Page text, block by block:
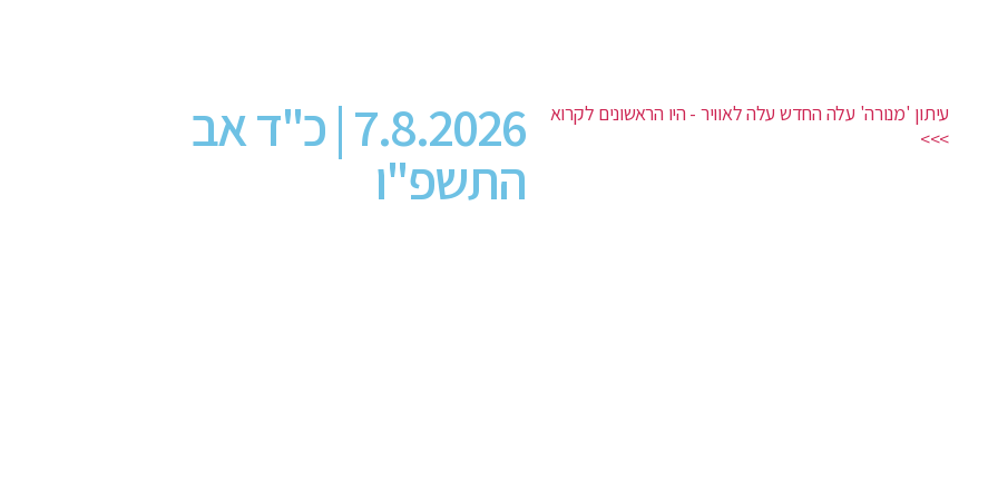
עיתון 'מנורה' עלה החדש עלה לאוויר - היו הראשונים לקרוא
>>>
7.8.2026 | כ"ד אב
התשפ"ו